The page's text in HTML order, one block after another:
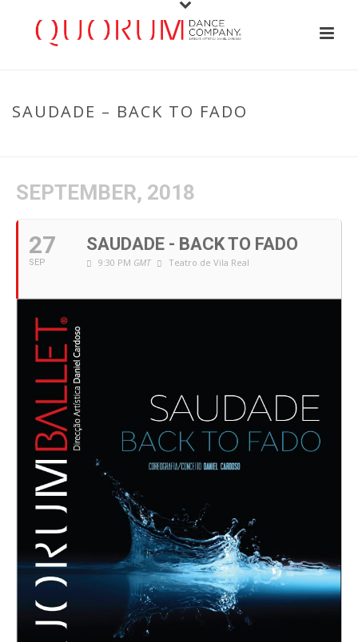
SAUDADE – BACK TO FADO
SEPTEMBER, 2018
27
SEP
SAUDADE - BACK TO FADO
9:30 PM GMT Teatro de Vila Real